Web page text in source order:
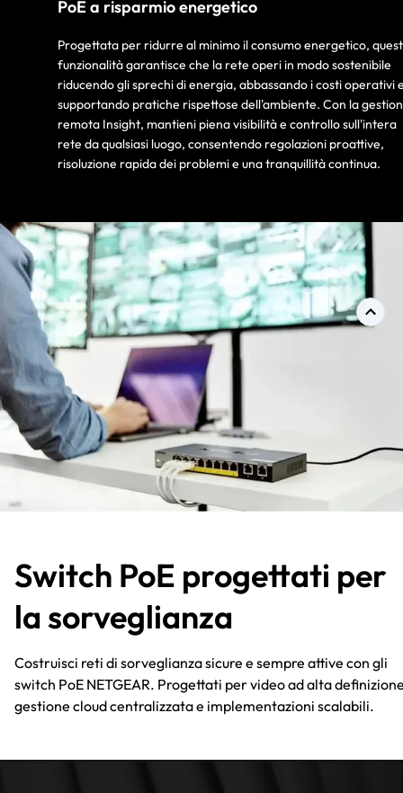
PoE a risparmio energetico
Progettata per ridurre al minimo il consumo energetico,
funzionalità garantisce che la rete operi in modo sostenibile
riducendo gli sprechi di energia, abbassando i costi operativi
supportando pratiche rispettose dell'ambiente. Con la
remota Insight, mantieni piena visibilità e controllo sull'intera
rete da qualsiasi luogo, consentendo regolazioni proattive,
risoluzione rapida dei problemi e una tranquillità continua.
Switch PoE progettati per
la sorveglianza
Costruisci reti di sorveglianza sicure e sempre attive con gli
switch PoE NETGEAR. Progettati per video ad alta
gestione cloud centralizzata e implementazioni scalabili.